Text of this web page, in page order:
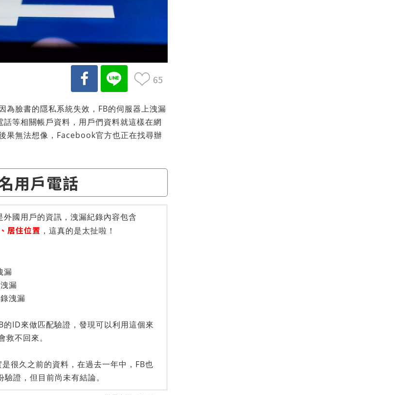
65
臉書的隱私系統失效，FB的伺服器上洩漏
等相關帳戶資料，用戶們資料就這樣在網
果無法想像，Facebook官方也正在找尋辦
用戶電話
國用戶的資訊，洩漏紀錄內容包含
居住位置 ，這真的是太扯啦！
漏
漏
洩漏
ID來做匹配驗證，發現可以利用這個來
不回來。
很久之前的資料，在過去一年中，FB也
證，但目前尚未有結論。